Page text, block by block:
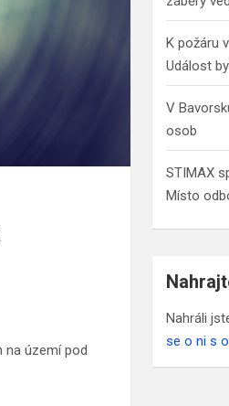
na území pod
K požáru
Událost
V
osob
STIMAX
Místo
Nahráli
se o ni s